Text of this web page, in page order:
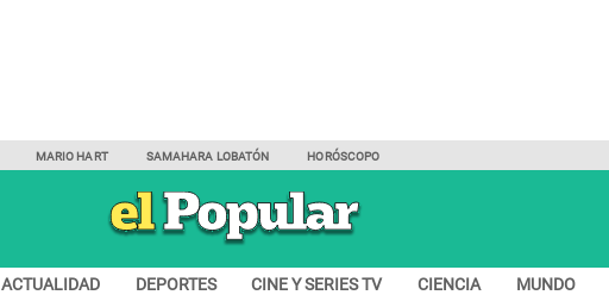
MARIO HART SAMAHARA LOBATÓN HORÓSCOPO
ACTUALIDAD DEPORTES CINE Y SERIES TV CIENCIA MUNDO